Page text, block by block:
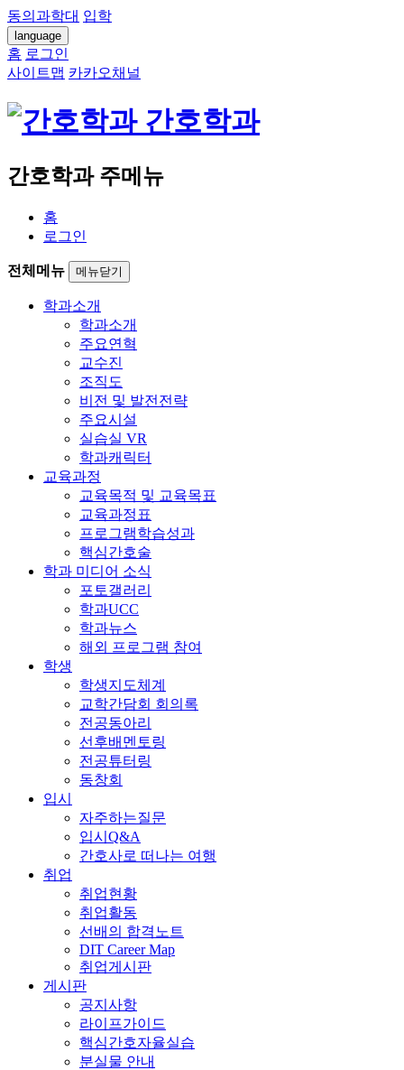
동의과학대 입학
language
홈 로그인
사이트맵 카카오채널
간호학과
간호학과 주메뉴
홈
로그인
전체메뉴 메뉴닫기
학과소개
학과소개
주요연혁
교수진
조직도
비전 및 발전전략
주요시설
실습실 VR
학과캐릭터
교육과정
교육목적 및 교육목표
교육과정표
프로그램학습성과
핵심간호술
학과 미디어 소식
포토갤러리
학과UCC
학과뉴스
해외 프로그램 참여
학생
학생지도체계
교학간담회 회의록
전공동아리
선후배멘토링
전공튜터링
동창회
입시
자주하는질문
입시Q&A
간호사로 떠나는 여행
취업
취업현황
취업활동
선배의 합격노트
DIT Career Map
취업게시판
게시판
공지사항
라이프가이드
핵심간호자율실습
분실물 안내